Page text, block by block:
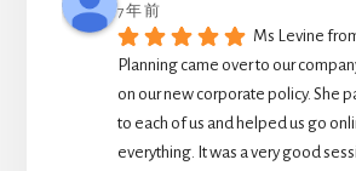
7 年 前
Ms Levine
Planning came over to our
on our new corporate policy. She
to each of us and helped us go
everything. It was a very good